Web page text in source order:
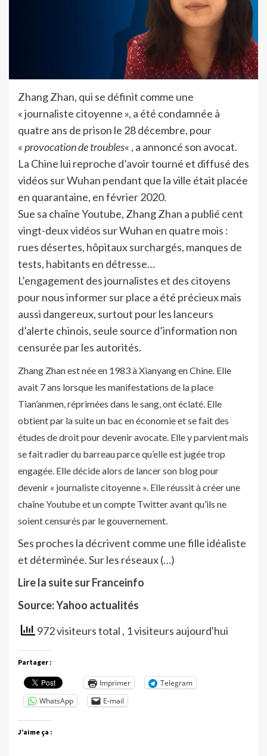
Zhang Zhan, qui se définit comme une
« journaliste citoyenne », a été condamnée à
quatre ans de prison le 28 décembre, pour
« provocation de troubles« , a annoncé son avocat.
La Chine lui reproche d’avoir tourné et diffusé des
vidéos sur Wuhan pendant que la ville était placée
en quarantaine, en février 2020.
Sue sa chaîne Youtube, Zhang Zhan a publié cent
vingt-deux vidéos sur Wuhan en quatre mois :
rues désertes, hôpitaux surchargés, manques de
tests, habitants en détresse…
L’engagement des journalistes et des citoyens
pour nous informer sur place a été précieux mais
aussi dangereux, surtout pour les lanceurs
d’alerte chinois, seule source d’information non
censurée par les autorités.
Zhang Zhan est née en 1983 à Xianyang en Chine. Elle
avait 7 ans lorsque les manifestations de la place
Tian’anmen, réprimées dans le sang, ont éclaté. Elle
obtient par la suite un bac en économie et se fait des
études de droit pour devenir avocate. Elle y parvient mais
se fait radier du barreau parce qu’elle est jugée trop
engagée. Elle décide alors de lancer son blog pour
devenir « journaliste citoyenne ». Elle réussit à créer une
chaîne Youtube et un compte Twitter avant qu’ils ne
soient censurés par le gouvernement.
Ses proches la décrivent comme une fille idéaliste
et déterminée. Sur les réseaux (…)
Lire la suite sur Franceinfo
Source: Yahoo actualités
972 visiteurs total , 1 visiteurs aujourd'hui
Partager :
Imprimer
Telegram
WhatsApp
E-mail
J’aime ça :